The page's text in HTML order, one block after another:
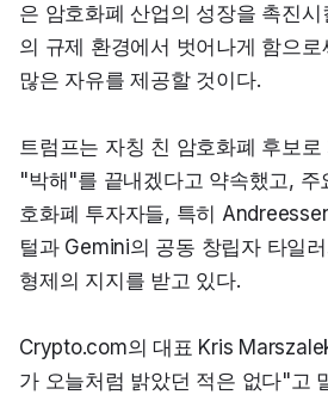
은 암호화폐 산업의 성장을 촉진
의 규제 환경에서 벗어나게 함으
많은 자유를 제공할 것이다.
트럼프는 자칭 친 암호화폐 후보
"박해"를 끝내겠다고 약속했고, 주
호화폐 투자자들, 특히
털과 Gemini의 공동 창립자 타일
형제의 지지를 받고 있다.
Crypto.com의 대표 Kris
가 오늘처럼 밝았던 적은 없다"고